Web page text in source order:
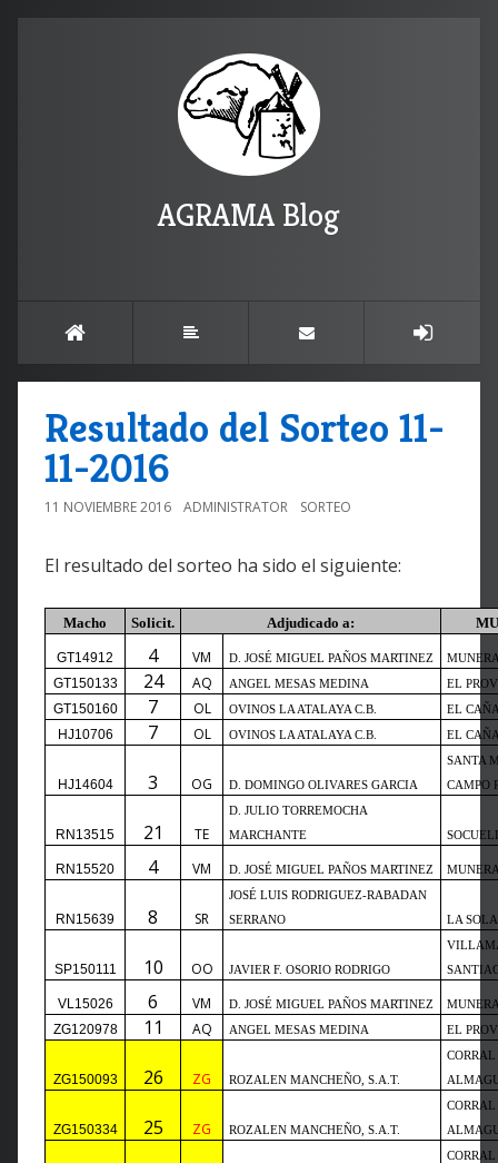
AGRAMA Blog
Resultado del Sorteo 11-
11-2016
11 NOVIEMBRE 2016 ADMINISTRATOR SORTEO
El resultado del sorteo ha sido el siguiente:
Macho Solicit. Adjudicado a:
GT14912 4 VM D. JOSÉ MIGUEL PAÑOS MARTINEZ
GT150133 24 AQ ANGEL MESAS MEDINA EL
GT150160 7 OL OVINOS LA ATALAYA C.B. EL
HJ10706 7 OL OVINOS LA ATALAYA C.B. EL
HJ14604 3 OG D. DOMINGO OLIVARES GARCIA
SANTA
CAMPO
RN13515 21 TE
D. JULIO TORREMOCHA
MARCHANTE
RN15520 4 VM D. JOSÉ MIGUEL PAÑOS MARTINEZ
RN15639 8 SR
JOSÉ LUIS RODRIGUEZ-RABADAN
SERRANO
LA
SP150111 10 OO JAVIER F. OSORIO RODRIGO
VL15026 6 VM D. JOSÉ MIGUEL PAÑOS MARTINEZ
ZG120978 11 AQ ANGEL MESAS MEDINA EL
ZG150093 26 ZG ROZALEN MANCHEÑO, S.A.T.
CORRAL
ZG150334 25 ZG ROZALEN MANCHEÑO, S.A.T.
CORRAL
CORRAL